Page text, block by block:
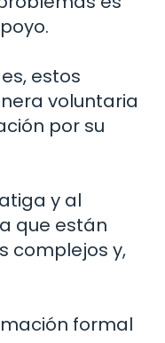
estos
voluntaria
por su
y al
que están
complejos y,
formal